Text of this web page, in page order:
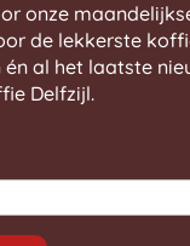
onze
de lekkerste
al het laatste
Delfzijl.